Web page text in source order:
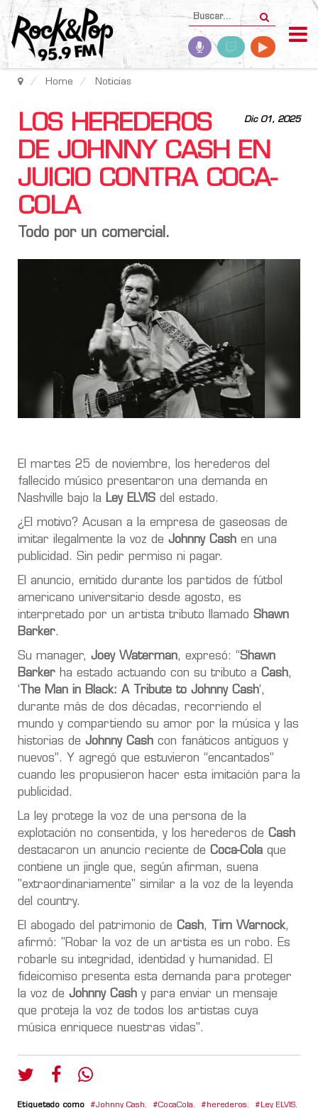
Home Noticias
Dic 01, 2025
LOS HEREDEROS
DE JOHNNY CASH EN
JUICIO CONTRA COCA-
COLA
Todo por un comercial.
El martes 25 de noviembre, los herederos del
fallecido músico presentaron una demanda en
Nashville bajo la Ley ELVIS del estado.
¿El motivo? Acusan a la empresa de gaseosas de
imitar ilegalmente la voz de Johnny Cash en una
publicidad. Sin pedir permiso ni pagar.
El anuncio, emitido durante los partidos de fútbol
americano universitario desde agosto, es
interpretado por un artista tributo llamado Shawn
Barker.
Su manager, Joey Waterman, expresó: “Shawn
Barker ha estado actuando con su tributo a Cash,
‘ The Man in Black: A Tribute to Johnny Cash’,
durante más de dos décadas, recorriendo el
mundo y compartiendo su amor por la música y las
historias de Johnny Cash con fanáticos antiguos y
nuevos”. Y agregó que estuvieron “encantados”
cuando les propusieron hacer esta imitación para la
publicidad.
La ley protege la voz de una persona de la
explotación no consentida, y los herederos de Cash
destacaron un anuncio reciente de Coca-Cola que
contiene un jingle que, según afirman, suena
"extraordinariamente" similar a la voz de la leyenda
del country.
El abogado del patrimonio de Cash, Tim Warnock,
afirmó: "Robar la voz de un artista es un robo. Es
robarle su integridad, identidad y humanidad. El
fideicomiso presenta esta demanda para proteger
la voz de Johnny Cash y para enviar un mensaje
que proteja la voz de todos los artistas cuya
música enriquece nuestras vidas".
Etiquetado como Johnny Cash, CocaCola, herederos, Ley ELVIS,